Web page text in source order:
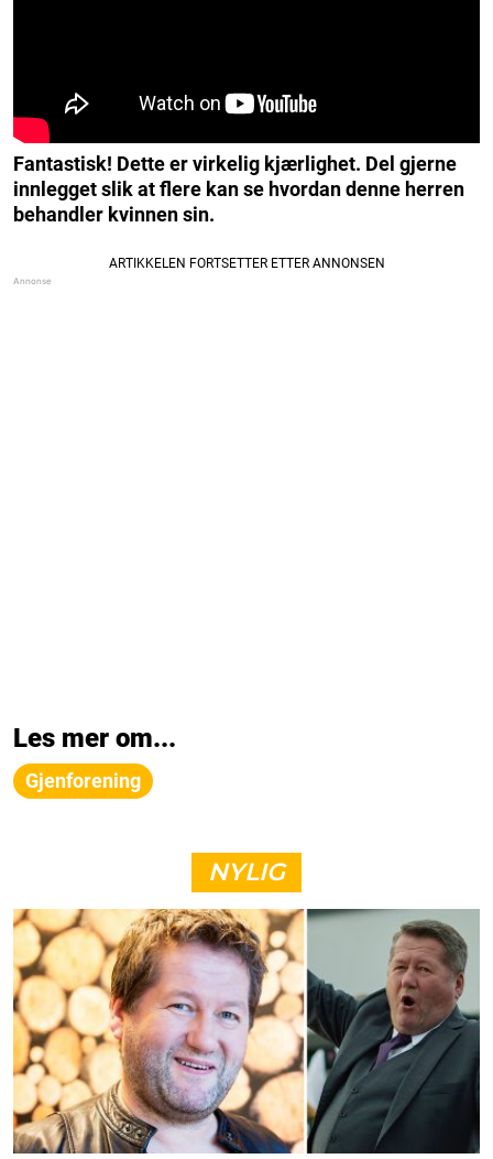
Fantastisk! Dette er virkelig kjærlighet. Del gjerne
innlegget slik at flere kan se hvordan denne herren
behandler kvinnen sin.
Les mer om...
Gjenforening
NYLIG